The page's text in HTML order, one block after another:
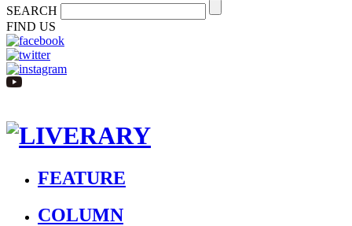
SEARCH
FIND US
FEATURE
COLUMN